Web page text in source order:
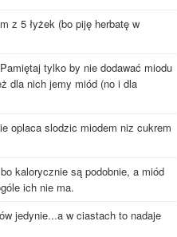
z 5 łyżek (bo piję herbatę w
tylko by nie dodawać miodu
dla nich jemy miód (no i dla
oplaca slodzic miodem niz cukrem
kalorycznie są podobnie, a miód
ich nie ma.
jedynie...a w ciastach to nadaje